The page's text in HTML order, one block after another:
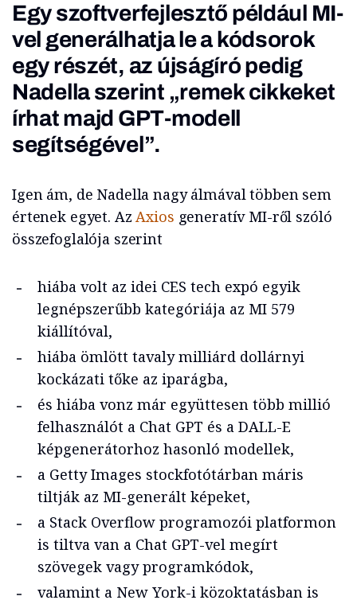
Egy szoftverfejlesztő például MI-
vel generálhatja le a kódsorok
egy részét, az újságíró pedig
Nadella szerint „remek cikkeket
írhat majd GPT-modell
segítségével”.
Igen ám, de Nadella nagy álmával többen sem
értenek egyet. AzAxios generatív MI-ről szóló
összefoglalója szerint
hiába volt az idei CES tech expó egyik
legnépszerűbb kategóriája az MI 579
kiállítóval,
hiába ömlött tavaly milliárd dollárnyi
kockázati tőke az iparágba,
és hiába vonz már együttesen több millió
felhasználót a Chat GPT és a DALL-E
képgenerátorhoz hasonló modellek,
a Getty Images stockfotótárban máris
tiltják az MI-generált képeket,
a Stack Overflow programozói platformon
is tiltva van a Chat GPT-vel megírt
szövegek vagy programkódok,
valamint a New York-i közoktatásban is